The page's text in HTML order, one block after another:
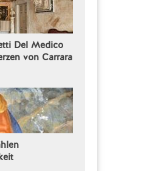
Del Medico
von Carrara